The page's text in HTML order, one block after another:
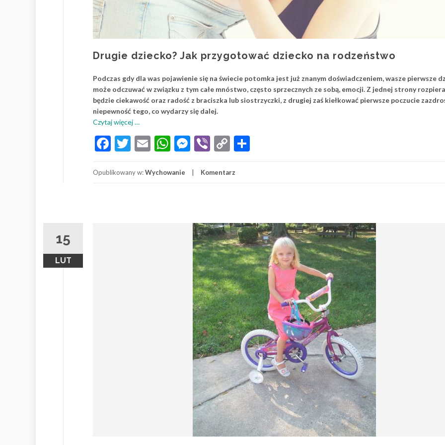
Drugie dziecko? Jak przygotować dziecko na rodzeństwo
Podczas gdy dla was pojawienie się na świecie potomka jest już znanym doświadczeniem, wasze pierwsze
może odczuwać w związku z tym całe mnóstwo, często sprzecznych ze sobą, emocji. Z jednej strony
będzie ciekawość oraz radość z braciszka lub siostrzyczki, z drugiej zaś kiełkować pierwsze poczucie
niepewność tego, co wydarzy się dalej.
Czytaj więcej
dziecko?
Jak
dziecko
…
Facebook
Twitter
EmailWhatsApp
Messenger
Viber
Copy
Opublikowany w:Wychowanie Komentarz
15
LUT